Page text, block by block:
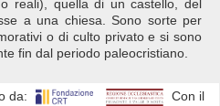
reali), quella di un castello, del
a una chiesa. Sono sorte per
o di culto privato e si sono
fin dal periodo paleocristiano.
da: Con il